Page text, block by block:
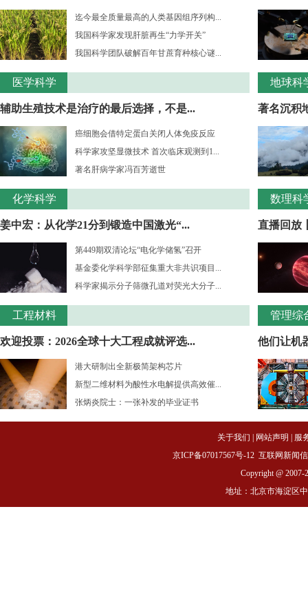
迄今最全质量最高的人类基因组序列构...
我国科学家发现肝脏再生“力学开关”
我国科学团队破解百年甘蔗育种核心谜...
医学科学
辅助生殖技术是治疗的最后选择，不是...
癌细胞会借特定蛋白关闭人体免疫反应
科学家攻坚显微技术 首次临床观测到1...
著名肝病学家冯百芳逝世
化学科学
姜中宏：从化学21分到锻造中国激光“...
第449期双清论坛“电化学储氢”召开
基金委化学科学部征集重大非共识项目...
科学家揭示分子筛微孔道对荧光大分子...
工程材料
欢迎投票：2026全球十大工程成就评选...
港大研制出全新极简架构芯片
新型二维材料为酸性水电解提供高效催...
张炳炎院士：一张补发的毕业证书
地球科
著名沉积
数理科
直播回放
管理综
他们让机
关于我们 网站声明
服
京ICP备07017567号-12 互联网新闻
Copyright @ 2007-
地址：北京市海淀区